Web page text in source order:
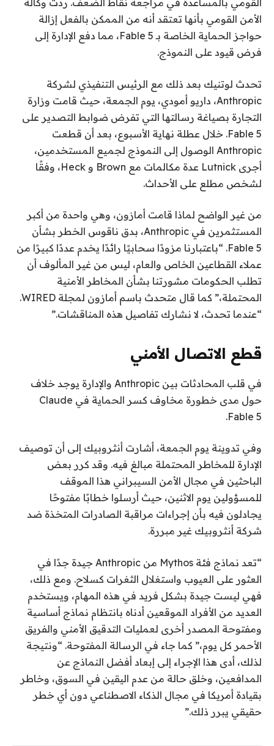
القومي بالمساعدة في مراجعة نقاط الضعف. ردت وكالة
الأمن القومي بأنها تعتقد أنه من الممكن بالفعل إزالة
حواجز الحماية الخاصة بـ Fable 5، مما دفع الإدارة إلى
فرض قيود على النموذج.
تحدث لوتنيك بعد ذلك مع الرئيس التنفيذي لشركة
Anthropic، داريو أمودي، يوم الجمعة، حيث قامت وزارة
التجارة بصياغة رسالتها التي تفرض ضوابط التصدير على
Fable 5. خلال عطلة نهاية الأسبوع، بعد أن قطعت
Anthropic الوصول إلى النموذج لجميع المستخدمين،
أجرى Lutnick عدة مكالمات مع Brown و Heck، وفقًا
لشخص مطلع على الأحداث.
من غير الواضح لماذا قامت أمازون، وهي واحدة من أكبر
المستثمرين في Anthropic، بدق ناقوس الخطر بشأن
Fable 5. “باعتبارنا مزودًا سحابيًا رائدًا يخدم عددًا كبيرًا من
عملاء القطاعين الخاص والعام، ليس من غير المألوف أن
تطلب الحكومات مشورتنا بشأن المخاطر الأمنية
المحتملة،” كما قال متحدث باسم أمازون لمجلة WIRED.
“عندما تحدث، لا نشارك تفاصيل هذه المناقشات.”
قطع الاتصال الأمني
في قلب المحادثات بين Anthropic والإدارة يوجد خلاف
حول مدى خطورة مخاوف كسر الحماية في Claude
Fable 5.
وفي تدوينة يوم الجمعة، أشارت أنثروبيك إلى أن توصيف
الإدارة للمخاطر المحتملة مبالغ فيه. وقد كرر بعض
الباحثين في مجال الأمن السيبراني هذا الموقف
للمسؤولين يوم الاثنين، حيث أرسلوا خطابًا مفتوحًا
يجادلون فيه بأن إجراءات مراقبة الصادرات المتخذة ضد
شركة أنثروبيك غير مبررة.
“تعد نماذج فئة Mythos من Anthropic جيدة جدًا في
العثور على العيوب واستغلال الثغرات كسلاح. ومع ذلك،
فهي ليست جيدة بشكل فريد في هذه المهام، ويستخدم
العديد من الأفراد الموقعين أدناه بانتظام نماذج أساسية
ومفتوحة المصدر أخرى لعمليات التدقيق الأمني ​​والفريق
الأحمر كل يوم،” كما جاء في الرسالة المفتوحة. “ونتيجة
لذلك، أدى هذا الإجراء إلى إبعاد أفضل النماذج عن
المدافعين، وخلق حالة من عدم اليقين في السوق، وخاطر
بقيادة أمريكا في مجال الذكاء الاصطناعي دون أي خطر
حقيقي يبرر ذلك.”